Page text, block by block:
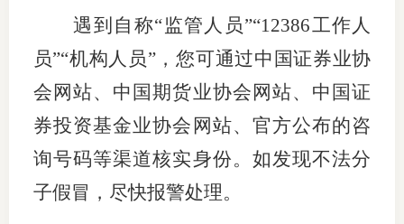
遇到自称“监管人员”“12386工作人
员”“机构人员”，您可通过中国证券业协
会网站、中国期货业协会网站、中国证
券投资基金业协会网站、官方公布的咨
询号码等渠道核实身份。如发现不法分
子假冒，尽快报警处理。